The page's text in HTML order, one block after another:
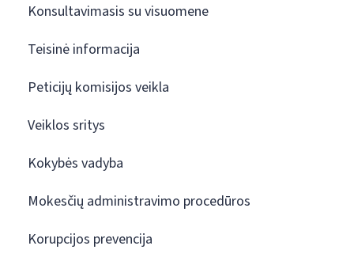
Konsultavimasis su visuomene
Teisinė informacija
Peticijų komisijos veikla
Veiklos sritys
Kokybės vadyba
Mokesčių administravimo procedūros
Korupcijos prevencija